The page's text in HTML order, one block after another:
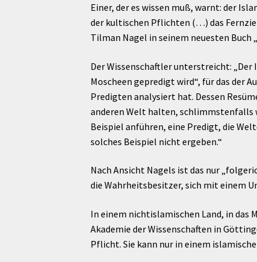
Einer, der es wissen muß, warnt: der
der kultischen Pflichten (…) das
Tilman Nagel in seinem neuesten Buch
Der Wissenschaftler unterstreicht: „Der
Moscheen gepredigt wird“, für das der
Predigten analysiert hat. Dessen
anderen Welt halten, schlimmstenfalls
Beispiel anführen, eine Predigt, die
solches Beispiel nicht ergeben.“
Nach Ansicht Nagels ist das nur
die Wahrheitsbesitzer, sich mit einem
In einem nichtislamischen Land, in
Akademie der Wissenschaften in
Pflicht. Sie kann nur in einem